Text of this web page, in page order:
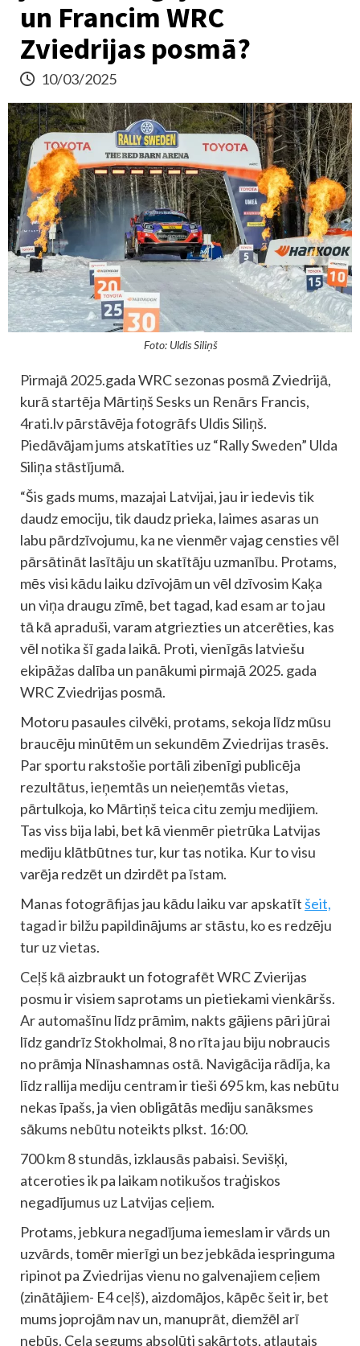
un Francim WRC
Zviedrijas posmā?
10/03/2025
Foto: Uldis Siliņš
Pirmajā 2025.gada WRC sezonas posmā Zviedrijā,
kurā startēja Mārtiņš Sesks un Renārs Francis,
4rati.lv pārstāvēja fotogrāfs Uldis Siliņš.
Piedāvājam jums atskatīties uz “Rally Sweden” Ulda
Siliņa stāstījumā.
“Šis gads mums, mazajai Latvijai, jau ir iedevis tik
daudz emociju, tik daudz prieka, laimes asaras un
labu pārdzīvojumu, ka ne vienmēr vajag censties vēl
pārsātināt lasītāju un skatītāju uzmanību. Protams,
mēs visi kādu laiku dzīvojām un vēl dzīvosim Kaķa
un viņa draugu zīmē, bet tagad, kad esam ar to jau
tā kā apraduši, varam atgriezties un atcerēties, kas
vēl notika šī gada laikā. Proti, vienīgās latviešu
ekipāžas dalība un panākumi pirmajā 2025. gada
WRC Zviedrijas posmā.
Motoru pasaules cilvēki, protams, sekoja līdz mūsu
braucēju minūtēm un sekundēm Zviedrijas trasēs.
Par sportu rakstošie portāli zibenīgi publicēja
rezultātus, ieņemtās un neieņemtās vietas,
pārtulkoja, ko Mārtiņš teica citu zemju medijiem.
Tas viss bija labi, bet kā vienmēr pietrūka Latvijas
mediju klātbūtnes tur, kur tas notika. Kur to visu
varēja redzēt un dzirdēt pa īstam.
Manas fotogrāfijas jau kādu laiku var apskatītšeit,
tagad ir bilžu papildinājums ar stāstu, ko es redzēju
tur uz vietas.
Ceļš kā aizbraukt un fotografēt WRC Zvierijas
posmu ir visiem saprotams un pietiekami vienkāršs.
Ar automašīnu līdz prāmim, nakts gājiens pāri jūrai
līdz gandrīz Stokholmai, 8 no rīta jau biju nobraucis
no prāmja Nīnashamnas ostā. Navigācija rādīja, ka
līdz rallija mediju centram ir tieši 695 km, kas nebūtu
nekas īpašs, ja vien obligātās mediju sanāksmes
sākums nebūtu noteikts plkst. 16:00.
700 km 8 stundās, izklausās pabaisi. Sevišķi,
atceroties ik pa laikam notikušos traģiskos
negadījumus uz Latvijas ceļiem.
Protams, jebkura negadījuma iemeslam ir vārds un
uzvārds, tomēr mierīgi un bez jebkāda iespringuma
ripinot pa Zviedrijas vienu no galvenajiem ceļiem
(zinātājiem- E4 ceļš), aizdomājos, kāpēc šeit ir, bet
mums joprojām nav un, manuprāt, diemžēl arī
nebūs. Ceļa segums absolūti sakārtots, atļautais